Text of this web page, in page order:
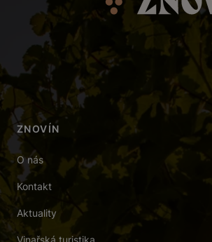
ZNOVÍN
O nás
Kontakt
Aktuality
Vinařská turistika